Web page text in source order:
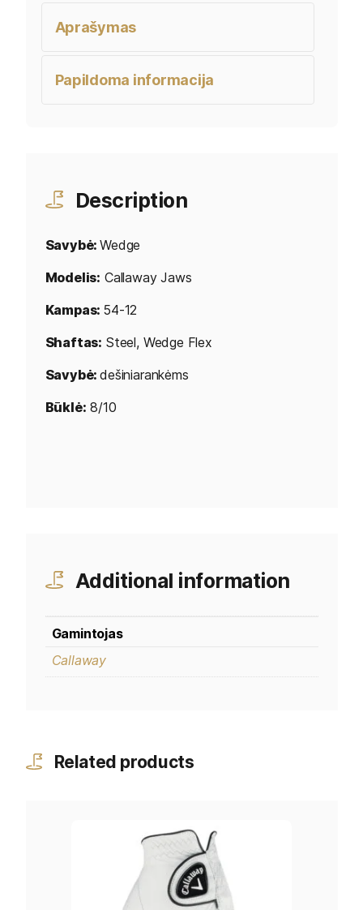
Aprašymas
Papildoma informacija
Description
Savybė:Wedge
Modelis: Callaway Jaws
Kampas: 54-12
Shaftas: Steel, Wedge Flex
Savybė:dešiniarankėms
Būklė: 8/10
Additional information
Gamintojas
Callaway
Related products